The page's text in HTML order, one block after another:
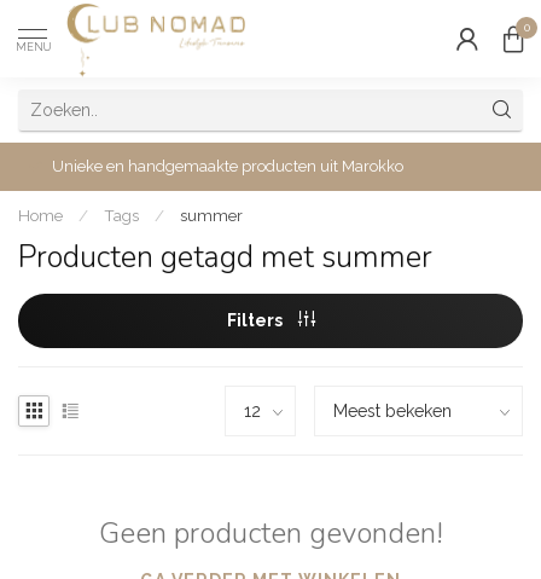
MENU
0
Unieke en handgemaakte producten uit Marokko
Home / Tags / summer
Producten getagd met summer
Filters
Geen producten gevonden!